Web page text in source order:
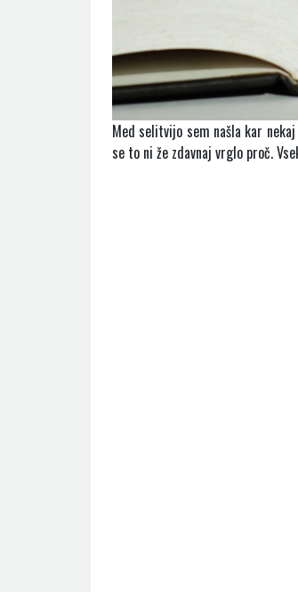
Med selitvijo sem našla kar
se to ni že zdavnaj vrglo proč.